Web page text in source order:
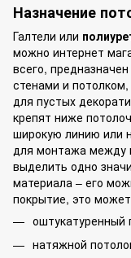
Назначение
Галтели или
можно интернет
всего,
стенами и
для пустых
крепят ниже
широкую линию или
для монтажа между
выделить одно
материала – его
покрытие, это
оштукатуренный
натяжной